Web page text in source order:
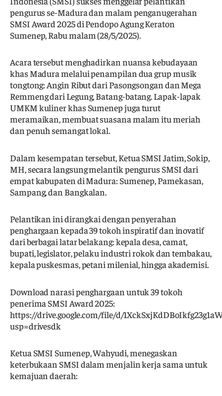
pengurus se-Madura dan malam penganugerahan
SMSI Award 2025 di Pendopo Agung Keraton
Sumenep, Rabu malam (28/5/2025).
Acara tersebut menghadirkan nuansa kebudayaan
khas Madura melalui penampilan dua grup musik
tongtong: Angin Ribut dari Pasongsongan dan Mega
Remmeng dari Legung, Batang-batang. Lapak-lapak
UMKM kuliner khas Sumenep juga turut
meramaikan, membuat suasana malam itu meriah
dan penuh semangat lokal.
Dalam kesempatan tersebut, Ketua SMSI Jatim, Sokip,
MH, secara langsung melantik pengurus SMSI dari
empat kabupaten di Madura: Sumenep, Pamekasan,
Sampang, dan Bangkalan.
Pelantikan ini dirangkai dengan penyerahan
penghargaan kepada 39 tokoh inspiratif dan inovatif
dari berbagai latar belakang: kepala desa, camat,
bupati, legislator, pelaku industri rokok dan tembakau,
kepala puskesmas, petani milenial, hingga akademisi.
Download narasi penghargaan untuk 39 tokoh
penerima SMSI Award 2025:
https://drive.google.com/file/d/
usp=drivesdk
Ketua SMSI Sumenep, Wahyudi, menegaskan
keterbukaan SMSI dalam menjalin kerja sama untuk
kemajuan daerah: